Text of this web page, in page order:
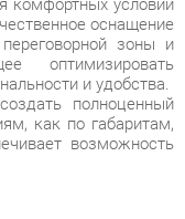
как по габаритам,
возможность
информации
отзывам
Екатеринбург»